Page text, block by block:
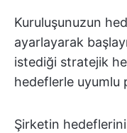
Kuruluşunuzun
ayarlayarak
istediği stratejik
hedeflerle uyumlu
Şirketin